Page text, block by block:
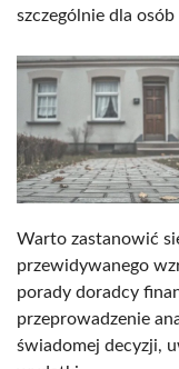
szczególnie dla osób
Warto zastanowić
przewidywanego
porady doradcy
przeprowadzenie
świadomej decyzji,